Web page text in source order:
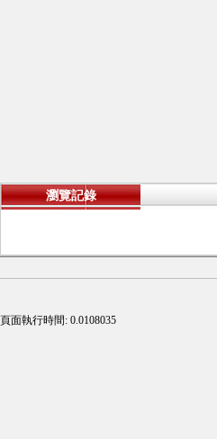
瀏覽記錄
頁面執行時間: 0.0108035